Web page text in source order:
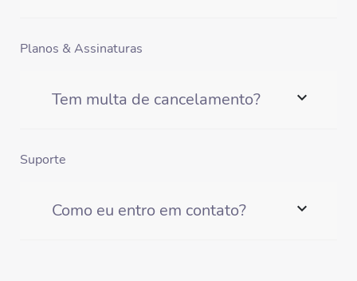
Planos & Assinaturas
Tem multa de cancelamento? expand_more
Suporte
Como eu entro em contato? expand_more